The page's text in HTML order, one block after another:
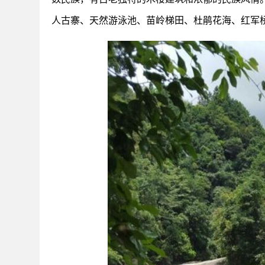
人古寨、天然游泳池、苗岭梯田、杜鹃花海、红军